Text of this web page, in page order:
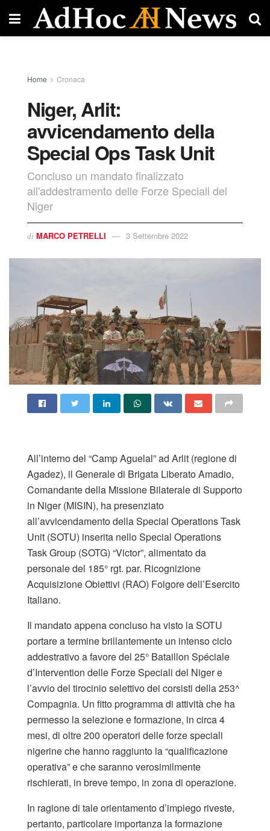
Home Cronaca
Niger, Arlit:
avvicendamento della
Special Ops Task Unit
Concluso un mandato finalizzato
all'addestramento delle Forze Speciali del
Niger
di MARCO PETRELLI 3 Settembre 2022
​All’interno del “Camp Aguelal” ad Arlit (regione di
Agadez), il Generale di Brigata Liberato Amadio,
Comandante della Missione Bilaterale di Supporto
in Niger (MISIN), ha presenziato
all’avvicendamento della Special Operations Task
Unit (SOTU) inserita nello Special Operations
Task Group (SOTG) “Victor”, alimentato da
personale del 185° rgt. par. Ricognizione
Acquisizione Obiettivi (RAO) Folgore dell’Esercito
Italiano.
Il mandato appena concluso ha visto la SOTU
portare a termine brillantemente un intenso ciclo
addestrativo a favore del 25° Bataillon Spéciale
d’Intervention delle Forze Speciali del Niger e
l’avvio del tirocinio selettivo dei corsisti della 253^
Compagnia. Un fitto programma di attività che ha
permesso la selezione e formazione, in circa 4
mesi, di oltre 200 operatori delle forze speciali
nigerine che hanno raggiunto la “qualificazione
operativa” e che saranno verosimilmente
rischierati, in breve tempo, in zona di operazione.
In ragione di tale orientamento d’impiego riveste,
pertanto, particolare importanza la formazione